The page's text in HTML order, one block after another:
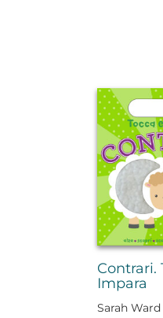
Contrari.
Impara
Sarah Ward